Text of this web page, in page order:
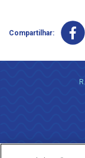
Compartilhar: